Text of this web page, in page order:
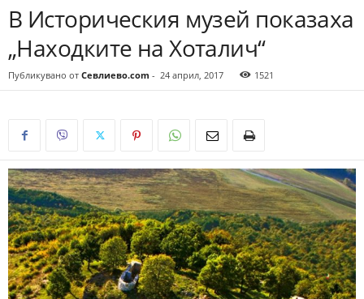
В Историческия музей показаха
„Находките на Хоталич“
Публикувано от Севлиево.com - 24 април, 2017 1521